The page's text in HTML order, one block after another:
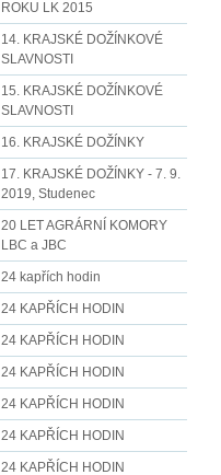
ROKU LK 2015
14. KRAJSKÉ DOŽÍNKOVÉ
SLAVNOSTI
15. KRAJSKÉ DOŽÍNKOVÉ
SLAVNOSTI
16. KRAJSKÉ DOŽÍNKY
17. KRAJSKÉ DOŽÍNKY - 7. 9.
2019, Studenec
20 LET AGRÁRNÍ KOMORY
LBC a JBC
24 kapřích hodin
24 KAPŘÍCH HODIN
24 KAPŘÍCH HODIN
24 KAPŘÍCH HODIN
24 KAPŘÍCH HODIN
24 KAPŘÍCH HODIN
24 KAPŘÍCH HODIN